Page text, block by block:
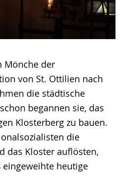
Mönche der
von St. Ottilien nach
die städtische
begannen sie, das
Klosterberg zu bauen.
die
das Kloster auflösten,
eingeweihte heutige